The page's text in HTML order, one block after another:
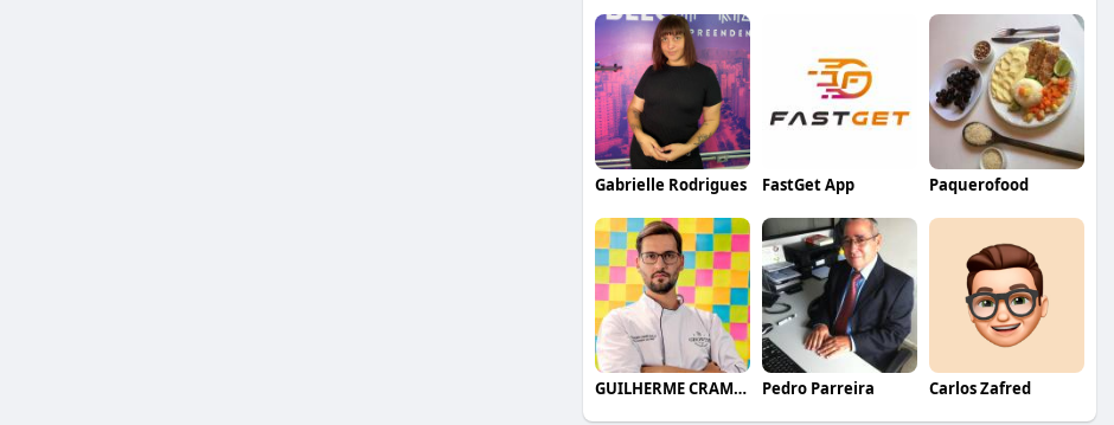
Gabrielle Rodrigues FastGet App Paquerofood
GUILHERME CRAMER BALLE Pedro Parreira Carlos Zafred